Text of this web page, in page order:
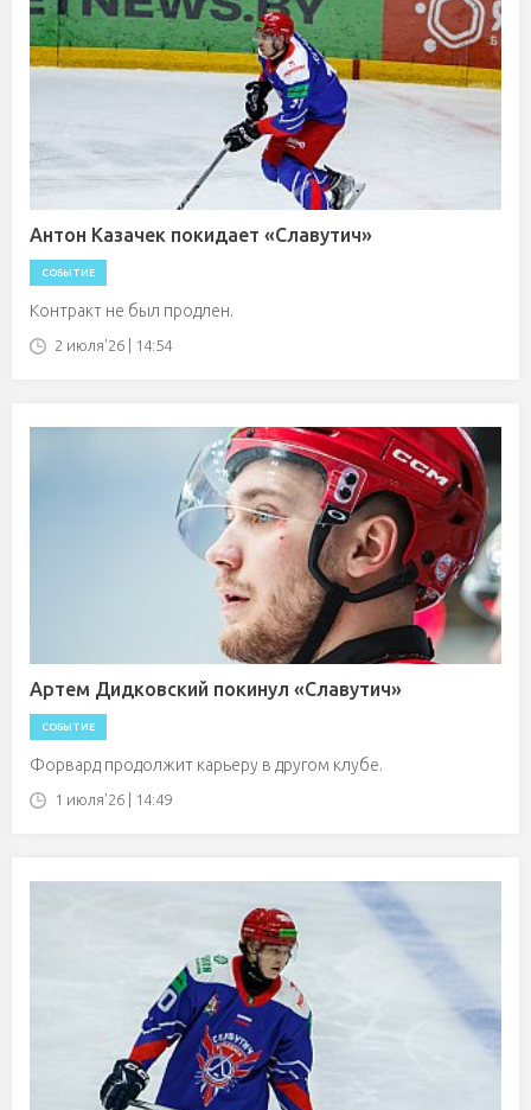
Антон Казачек покидает «Славутич»
СОБЫТИЕ
Контракт не был продлен.
2 июля'26 | 14:54
Артем Дидковский покинул «Славутич»
СОБЫТИЕ
Форвард продолжит карьеру в другом клубе.
1 июля'26 | 14:49